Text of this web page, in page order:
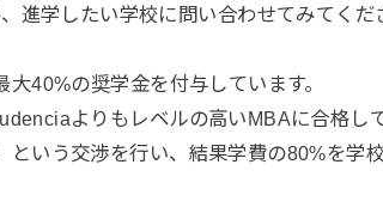
進学したい学校に問い合わせてみてくだ
40%の奨学金を付与しています。
よりもレベルの高いMBAに合格し
いう交渉を行い、結果学費の80%を学